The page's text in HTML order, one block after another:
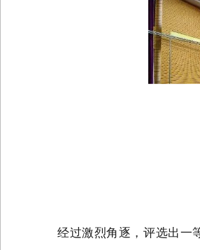
经过激烈角逐，评选出一